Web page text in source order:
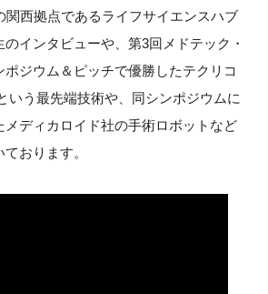
関西拠点であるライフサイエンスハブ
インタビューや、第3回メドテック・
ジウム＆ピッチで優勝したテクリコ
いう最先端技術や、同シンポジウムに
メディカロイド社の手術ロボットなど
おります。